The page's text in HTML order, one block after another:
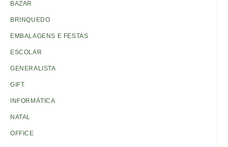
BAZAR
BRINQUEDO
EMBALAGENS E FESTAS
ESCOLAR
GENERALISTA
GIFT
INFORMÁTICA
NATAL
OFFICE